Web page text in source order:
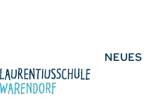
NEUES